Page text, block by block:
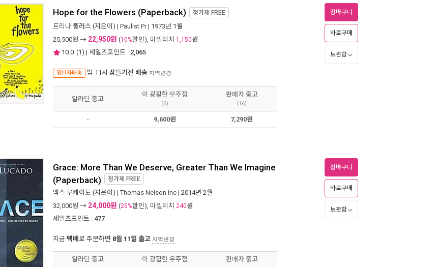
Hope for the Flowers (Paperback) 정가제 FREE
트리나 폴러스 (지은이) | Paulist Pr| 1973년 1월
25,500원 → 22,950원 (10%할인), 마일리지 1,150원
10.0 (1) | 세일즈포인트 : 2,065
양탄자배송 밤 11시 잠들기전 배송 지역변경
장바구니
바로구매
보관함
알라딘 중고
이 광활한 우주점
(6)
판매자 중고
(16)
- 9,600원 7,290원
Grace: More Than We Deserve, Greater Than We Imagine
(Paperback) 정가제 FREE
맥스 루케이도 (지은이) |Thomas Nelson Inc | 2014년 2월
32,000원 → 24,000원 (25%할인), 마일리지 240원
세일즈포인트 : 477
지금 택배로 주문하면 8월 11일 출고 지역변경
장바구니
바로구매
보관함
알라딘 중고 이 광활한 우주점 판매자 중고